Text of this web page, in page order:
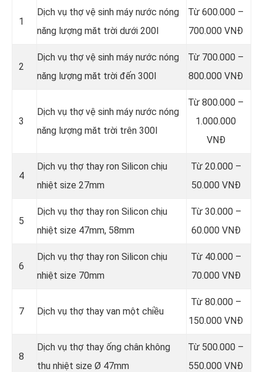
1
Dịch vụ thợ vệ sinh máy nước nóng
năng lượng măt trời dưới 200l
Từ 600.000 –
700.000 VNĐ
2
Dịch vụ thợ vệ sinh máy nước nóng
năng lượng măt trời đến 300l
Từ 700.000 –
800.000 VNĐ
3
Dịch vụ thợ vệ sinh máy nước nóng
năng lượng măt trời trên 300l
Từ 800.000 –
1.000.000
VNĐ
4
Dịch vụ thợ thay ron Silicon chịu
nhiệt size 27mm
Từ 20.000 –
50.000 VNĐ
5
Dịch vụ thợ thay ron Silicon chịu
nhiệt size 47mm, 58mm
Từ 30.000 –
60.000 VNĐ
6
Dịch vụ thợ thay ron Silicon chịu
nhiệt size 70mm
Từ 40.000 –
70.000 VNĐ
7 Dịch vụ thợ thay van một chiều
Từ 80.000 –
150.000 VNĐ
8
Dịch vụ thợ thay ống chân không
thu nhiệt size Ø 47mm
Từ 500.000 –
550.000 VNĐ